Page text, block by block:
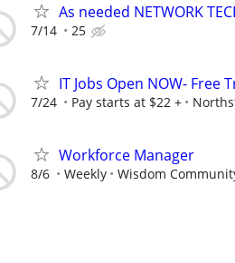
As needed NETWORK
7/14 25
IT Jobs Open NOW- Free
7/24 Pay starts at $22 +
Workforce Manager
8/6 Weekly Wisdom